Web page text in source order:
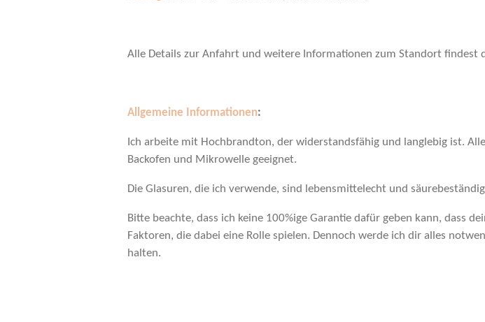
Alle Details zur Anfahrt und weitere Informationen zum Standort findest
Allgemeine Informationen:
Ich arbeite mit Hochbrandton, der widerstandsfähig und langlebig ist.
Backofen und Mikrowelle geeignet.
Die Glasuren, die ich verwende, sind lebensmittelecht und
Bitte beachte, dass ich keine 100%ige Garantie dafür geben kann, dass
Faktoren, die dabei eine Rolle spielen. Dennoch werde ich dir alles
halten.